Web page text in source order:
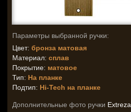
Параметры выбранной ручки:
Цвет: бронза матовая
Материал: сплав
Покрытие: матовое
Тип: На планке
Подтип: Hi-Tech на планке
Дополнительные фото ручки Extreza